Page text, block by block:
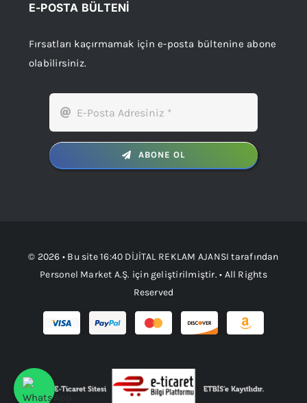
E-POSTA BÜLTENİ
Fırsatları kaçırmamak için e-posta bültenine abone
olabilirsiniz.
ABONE OL
© 2026 • Bu site16:40 DİJİTAL REKLAM AJANSI tarafından
Personel Market A.Ş. için geliştirilmiştir. • All Rights
Reserved